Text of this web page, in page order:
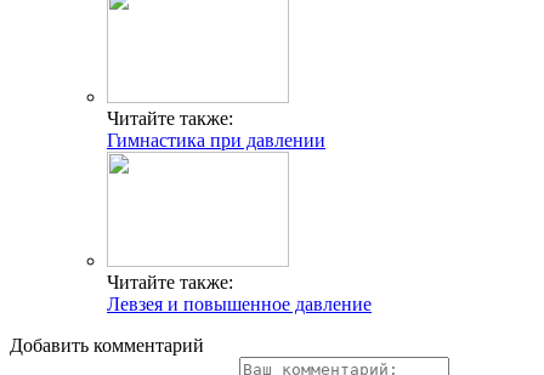
Читайте также:
Гимнастика при давлении
Читайте также:
Левзея и повышенное давление
Добавить комментарий